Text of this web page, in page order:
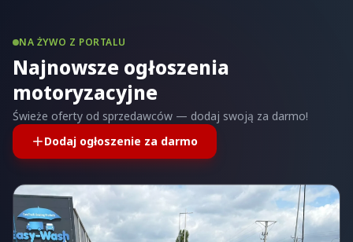
NA ŻYWO Z PORTALU
Najnowsze ogłoszenia
motoryzacyjne
Świeże oferty od sprzedawców — dodaj swoją za darmo!
Dodaj ogłoszenie za darmo